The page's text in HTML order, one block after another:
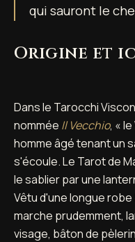
qui sauront le
Origine et
Dans le Tarocchi
nommée Il Vecchio, «
homme âgé tenant un
s'écoule. Le Tarot de
le sablier par une
Vêtu d'une longue
marche prudemment,
visage, bâton de